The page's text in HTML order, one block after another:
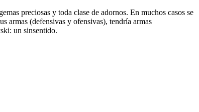
preciosas y toda clase de adornos. En muchos casos se
armas (defensivas y ofensivas), tendría armas
un sinsentido.